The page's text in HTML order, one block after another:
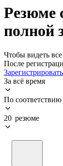
Резюме
полной
Чтобы видеть
После
За всё время
По соответствию
20 резюме